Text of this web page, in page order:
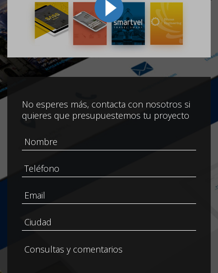
No esperes más, contacta con nosotros si
quieres que presupuestemos tu proyecto